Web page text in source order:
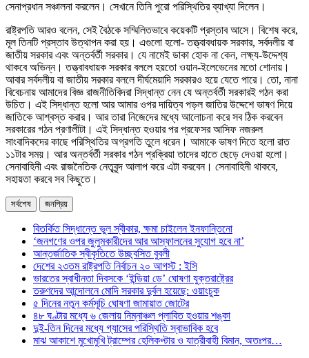
সেনাপ্রধান সঞ্চালনা করলেন। সেখানে তিনি পুরো পরিস্থিতির ব্যাখ্যা দিলেন।
রাষ্ট্রপতি আরও বলেন, সেই বৈঠকে সম্মিলিতভাবে কয়েকটি প্রস্তাব আসে। বিশেষ করে,
মূল তিনটি প্রস্তাব উত্থাপন করা হয়। এগুলো হলো- তত্ত্বাবধায়ক সরকার, সর্বদলীয় বা
জাতীয় সরকার এবং অন্তর্বর্তী সরকার। যে নামেই ডাকা হোক না কেন, লক্ষ্য-উদ্দেশ্য
থাকবে অভিন্ন। তত্ত্বাবধায়ক সরকার বললে হয়তো ওয়ান-ইলেভেনের মতো শোনায়।
আবার সর্বদলীয় বা জাতীয় সরকার বললে দীর্ঘমেয়াদি সরকারও হয়ে যেতে পারে। তো, নানা
বিবেচনায় আমাদের বিজ্ঞ রাজনীতিবিদরা সিদ্ধান্ত নেন যে অন্তর্বর্তী সরকারই গঠন করা
উচিত। এই সিদ্ধান্ত হলো আর আমার ওপর দায়িত্ব পড়ল জাতির উদ্দেশে ভাষণ দিয়ে
জাতিকে আশ্বস্ত করার। আর তারা নিজেদের মধ্যে আলোচনা করে সব ঠিক করবেন
সরকারের গঠন প্রণালীটা। এই সিদ্ধান্ত হওয়ার পর প্রফেসর আসিফ নজরুল
সাংবাদিকদের কাছে পরিস্থিতির অগ্রগতি তুলে ধরেন। আমাকে ভাষণ দিতে হলো রাত
১১টার সময়। আর অন্তর্বর্তী সরকার গঠন প্রক্রিয়া তাদের হাতে ছেড়ে দেওয়া হলো।
সেনাবাহিনী এবং রাজনৈতিক নেতৃবৃন্দ আলাপ করে এটা করবেন। সেনাবাহিনী থাকবে,
সহায়তা করবে সব কিছুতে।
সর্বশেষ জনপ্রিয়
বিতর্কিত সিদ্ধান্তে ভুল স্বীকার, ক্ষমা চাইলেন ইনফান্তিনো
‘জনগণের ওপর জুলুমকারীদের আর আস্ফালনের সুযোগ হবে না’
আন্তর্জাতিক স্বীকৃতিতে উচ্ছ্বসিত বুবলী
দেশের ২৩তম রাষ্ট্রপতি নির্বাচন ২০ আগস্ট : ইসি
ভারতের স্বাধীনতা দিবসকে ‘ইন্ডিয়া ডে’ ঘোষণা যুক্তরাষ্ট্রের
তরুণদের আন্দোলনে মোদি সরকার দুর্বল হয়েছে: ওয়াংচুক
৫ দিনের নতুন কর্মসূচি ঘোষণা জামায়াত জোটের
৪৮ ঘণ্টার মধ্যে ৬ জেলায় নিম্নাঞ্চল প্লাবিত হওয়ার শঙ্কা
দুই-তিন দিনের মধ্যে গ্যাসের পরিস্থিতি স্বাভাবিক হবে
মাঝ আকাশে মুখোমুখি ট্রাম্পের হেলিকপ্টার ও যাত্রীবাহী বিমান, অতঃপর…